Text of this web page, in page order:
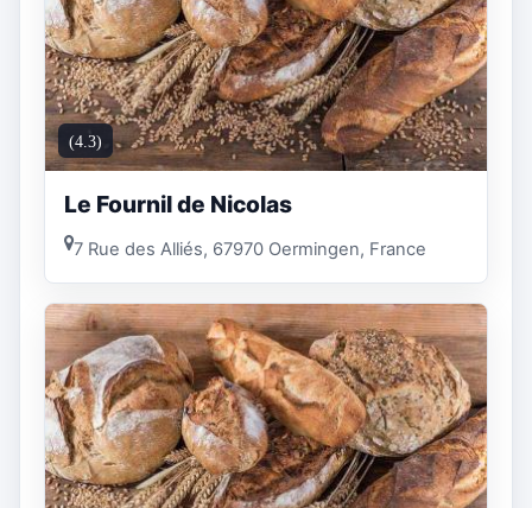
(4.3)
Le Fournil de Nicolas
7 Rue des Alliés, 67970 Oermingen, France